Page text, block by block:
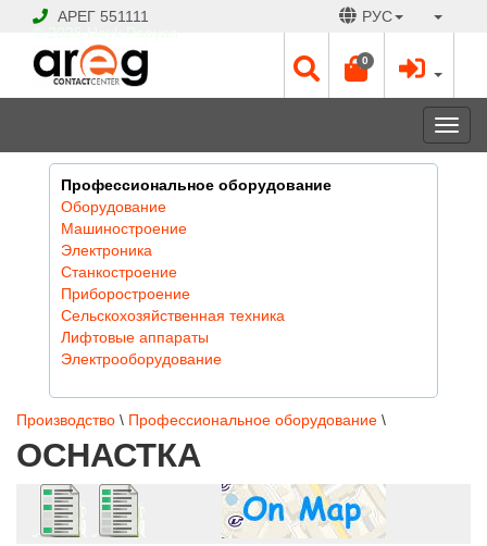
АРЕГ 551111 РУС
0
Профессиональное оборудование
Оборудование
Машиностроение
Электроника
Станкостроение
Приборостроение
Сельскохозяйственная техника
Лифтовые аппараты
Электрооборудование
Производство \ Профессиональное оборудование \
ОСНАСТКА